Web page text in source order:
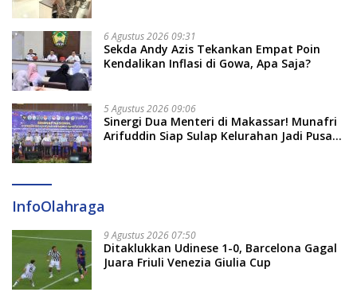
6 Agustus 2026 09:31
Sekda Andy Azis Tekankan Empat Poin
Kendalikan Inflasi di Gowa, Apa Saja?
5 Agustus 2026 09:06
Sinergi Dua Menteri di Makassar! Munafri
Arifuddin Siap Sulap Kelurahan Jadi Pusat
InfoOlahraga
9 Agustus 2026 07:50
Ditaklukkan Udinese 1-0, Barcelona Gagal
Juara Friuli Venezia Giulia Cup